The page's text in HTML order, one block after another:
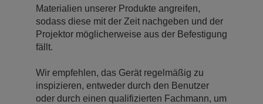
Materialien unserer Produkte angreifen,
sodass diese mit der Zeit nachgeben und der
Projektor möglicherweise aus der Befestigung
fällt.
Wir empfehlen, das Gerät regelmäßig zu
inspizieren, entweder durch den Benutzer
oder durch einen qualifizierten Fachmann, um